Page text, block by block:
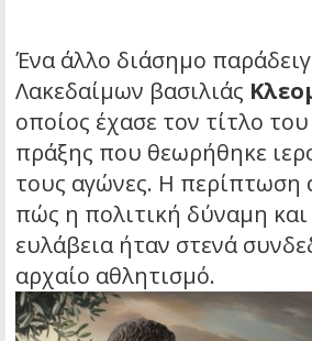
Ένα άλλο διάσημο
Λακεδαίμων βασιλιάς
οποίος έχασε τον τίτλο του
πράξης που θεωρήθηκε
τους αγώνες. Η περίπτωση
πώς η πολιτική δύναμη
ευλάβεια ήταν στενά
αρχαίο αθλητισμό.